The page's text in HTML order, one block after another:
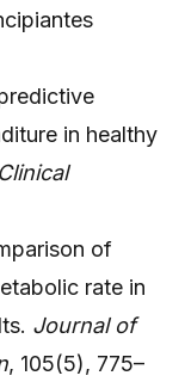
in healthy
of
rate in
Journal of
, 105(5), 775–